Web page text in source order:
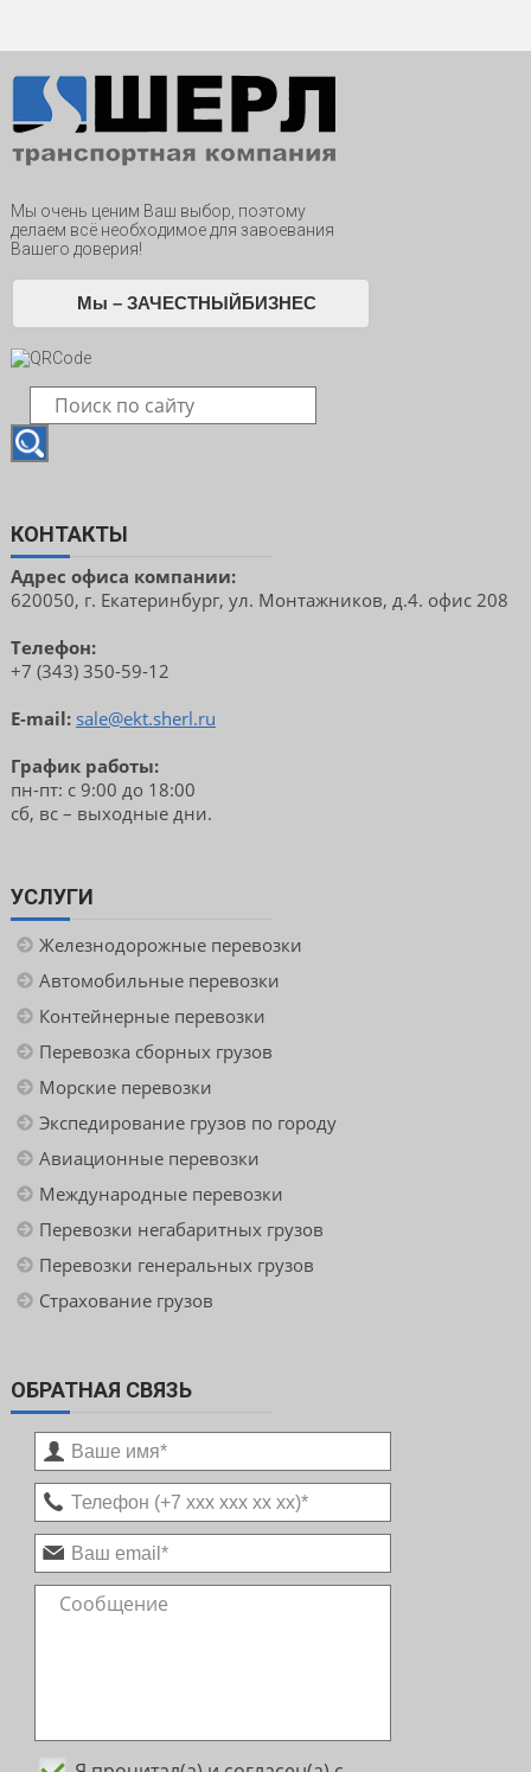
Мы очень ценим Ваш выбор, поэтому
делаем всё необходимое для завоевания
Вашего доверия!
Мы – ЗАЧЕСТНЫЙБИЗНЕС
КОНТАКТЫ
Адрес офиса компании:
620050, г. Екатеринбург, ул. Монтажников, д.4. офис 208
Телефон:
+7 (343) 350-59-12
E-mail: sale@ekt.sherl.ru
График работы:
пн-пт: с 9:00 до 18:00
сб, вс – выходные дни.
УСЛУГИ
Железнодорожные перевозки
Автомобильные перевозки
Контейнерные перевозки
Перевозка сборных грузов
Морские перевозки
Экспедирование грузов по городу
Авиационные перевозки
Международные перевозки
Перевозки негабаритных грузов
Перевозки генеральных грузов
Страхование грузов
ОБРАТНАЯ СВЯЗЬ